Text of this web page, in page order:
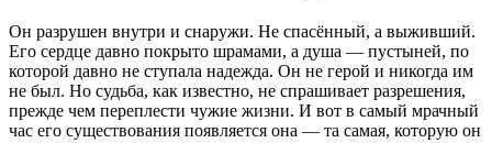
Он разрушен внутри и снаружи. Не спасённый, а выживший.
Его сердце давно покрыто шрамами, а душа — пустыней, по
которой давно не ступала надежда. Он не герой и никогда им
не был. Но судьба, как известно, не спрашивает разрешения,
прежде чем переплести чужие жизни. И вот в самый мрачный
час его существования появляется она — та самая, которую он